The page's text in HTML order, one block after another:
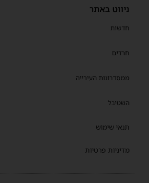
ניווט באתר
חדשות
חרדים
ממסדרונות העירייה
השטיבל
תנאי שימוש
מדיניות פרטיות